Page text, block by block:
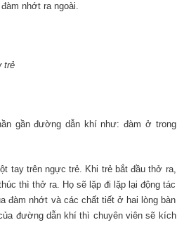
nhớt ra ngoài.
trẻ
gần đường dẫn khí như: đàm ở trong
tay trên ngực trẻ. Khi trẻ bắt đầu thở ra,
thì thở ra. Họ sẽ lặp đi lặp lại động tác
đàm nhớt và các chất tiết ở hai lòng bàn
đường dẫn khí thì chuyên viên sẽ kích